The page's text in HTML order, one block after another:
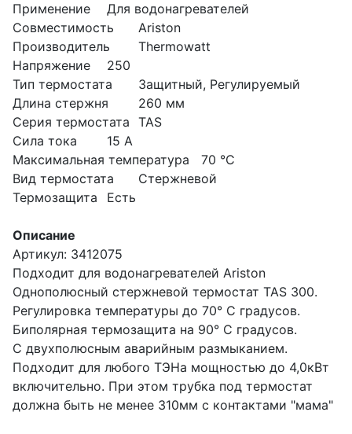
Применение
Для водонагревателей
Совместимость
Ariston
Производитель
Thermowatt
Напряжение
250
Тип термостата
Защитный, Регулируемый
Длина стержня
260 мм
Серия термостата TAS
Сила тока
15 А
Максимальная температура
70 °C
Вид термостата
Стержневой
Термозащита
Есть
Описание
Артикул: 3412075
Подходит для водонагревателей Ariston
Однополюсный стержневой термостат TAS 300.
Регулировка температуры до 70° C градусов.
Биполярная термозащита на 90° C градусов.
С двухполюсным аварийным размыканием.
Подходит для любого ТЭНа мощностью до 4,0кВт
включительно. При этом трубка под термостат
должна быть не менее 310мм с контактами "мама"